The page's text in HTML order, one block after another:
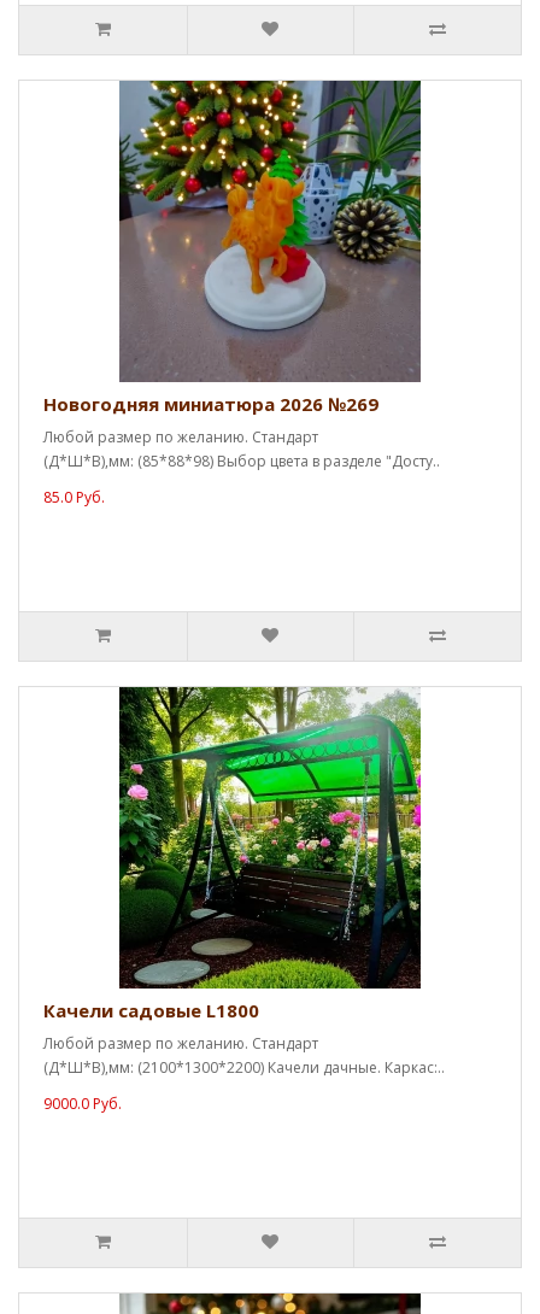
Новогодняя миниатюра 2026 №269
Любой размер по желанию. Стандарт
(Д*Ш*В),мм: (85*88*98) Выбор цвета в разделе "Досту..
85.0 Руб.
Качели садовые L1800
Любой размер по желанию. Стандарт
(Д*Ш*В),мм: (2100*1300*2200) Качели дачные. Каркас:..
9000.0 Руб.